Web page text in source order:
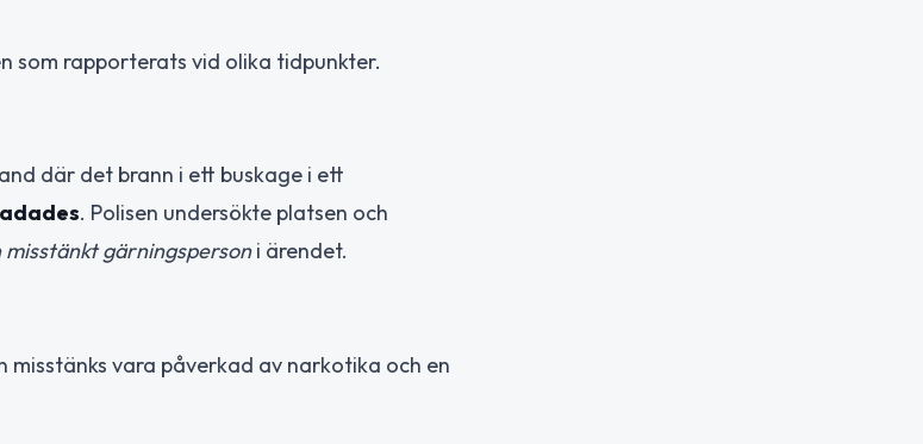
som rapporterats vid olika tidpunkter.
där det brann i ett buskage i ett
. Polisen undersökte platsen och
misstänkt gärningspersoni ärendet.
misstänks vara påverkad av narkotika och en